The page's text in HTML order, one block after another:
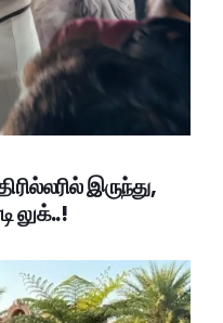
இருந்து,
லுக்..!